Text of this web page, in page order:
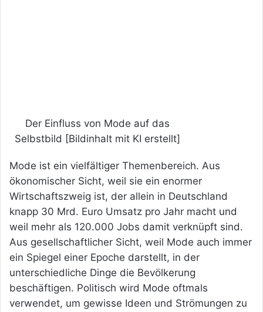
Der Einfluss von Mode auf das
Selbstbild [Bildinhalt mit KI erstellt]
Mode ist ein vielfältiger Themenbereich. Aus
ökonomischer Sicht, weil sie ein enormer
Wirtschaftszweig ist, der allein in Deutschland
knapp 30 Mrd. Euro Umsatz pro Jahr macht und
weil mehr als 120.000 Jobs damit verknüpft sind.
Aus gesellschaftlicher Sicht, weil Mode auch immer
ein Spiegel einer Epoche darstellt, in der
unterschiedliche Dinge die Bevölkerung
beschäftigen. Politisch wird Mode oftmals
verwendet, um gewisse Ideen und Strömungen zu